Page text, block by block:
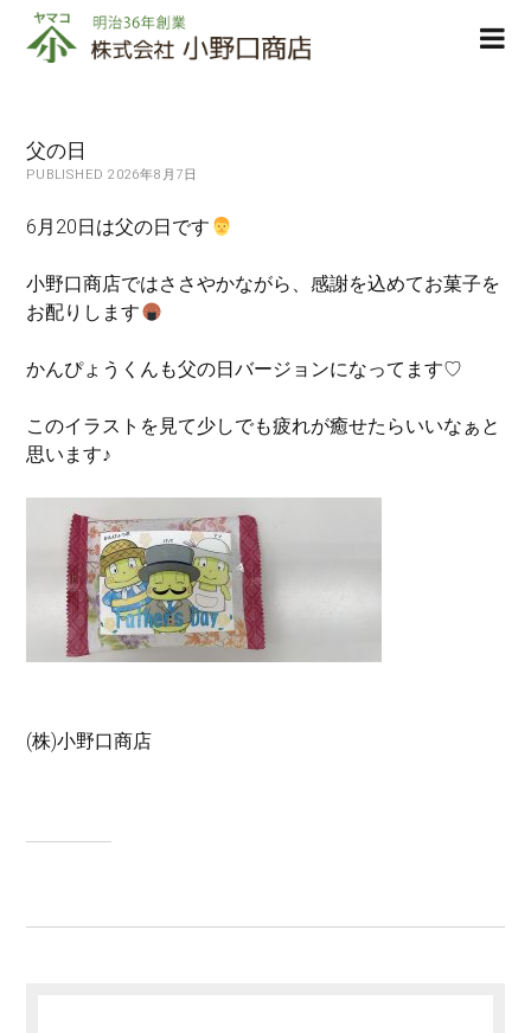
株
式
小
野
商
父の日
PUBLISHED 2026年8月7日
6月20日は父の日です
小野口商店ではささやかながら、感謝を込めてお菓子を
お配りします
かんぴょうくんも父の日バージョンになってます♡
このイラストを見て少しでも疲れが癒せたらいいなぁと
思います♪
(株)小野口商店